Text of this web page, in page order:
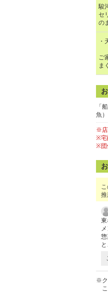
駿
セ
の
ご
ま
「
魚
※店
※宅
※団
※ク